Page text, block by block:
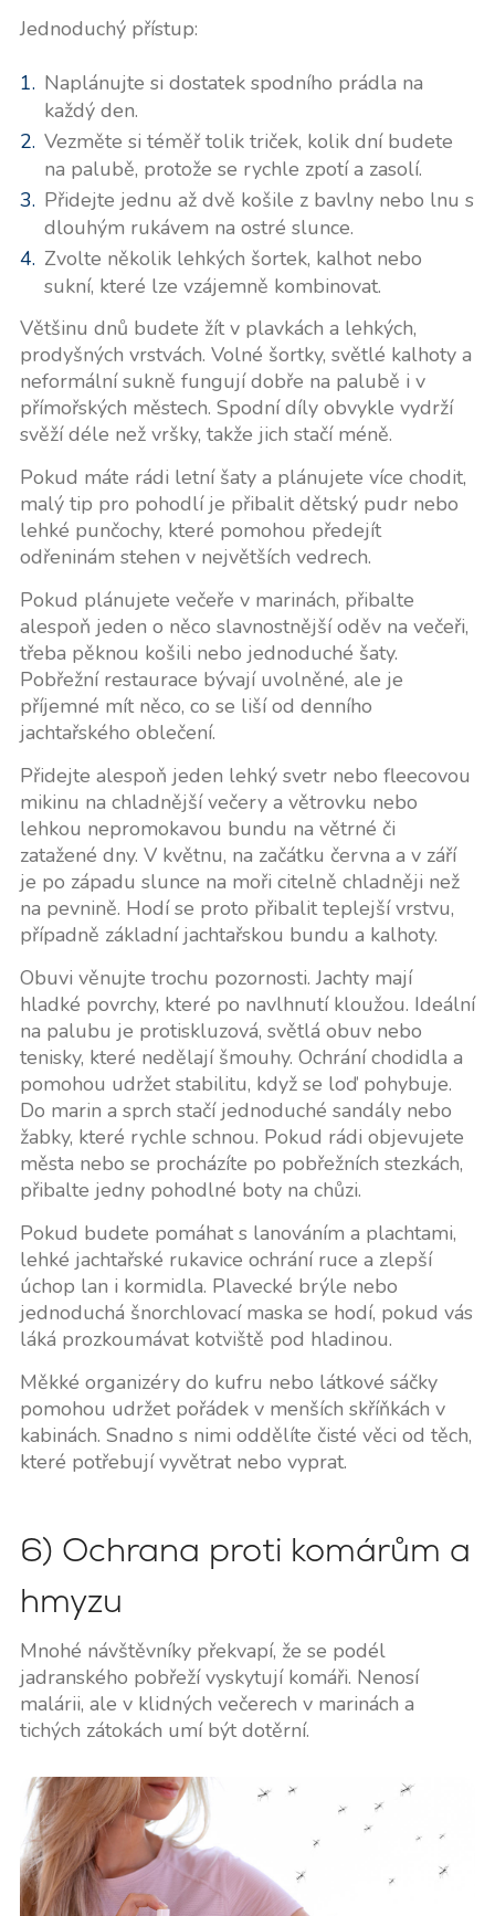
Jednoduchý přístup:
Naplánujte si dostatek spodního prádla na
každý den.
Vezměte si téměř tolik triček, kolik dní budete
na palubě, protože se rychle zpotí a zasolí.
Přidejte jednu až dvě košile z bavlny nebo lnu s
dlouhým rukávem na ostré slunce.
Zvolte několik lehkých šortek, kalhot nebo
sukní, které lze vzájemně kombinovat.
Většinu dnů budete žít v plavkách a lehkých,
prodyšných vrstvách. Volné šortky, světlé kalhoty a
neformální sukně fungují dobře na palubě i v
přímořských městech. Spodní díly obvykle vydrží
svěží déle než vršky, takže jich stačí méně.
Pokud máte rádi letní šaty a plánujete více chodit,
malý tip pro pohodlí je přibalit dětský pudr nebo
lehké punčochy, které pomohou předejít
odřeninám stehen v největších vedrech.
Pokud plánujete večeře v marinách, přibalte
alespoň jeden o něco slavnostnější oděv na večeři,
třeba pěknou košili nebo jednoduché šaty.
Pobřežní restaurace bývají uvolněné, ale je
příjemné mít něco, co se liší od denního
jachtařského oblečení.
Přidejte alespoň jeden lehký svetr nebo fleecovou
mikinu na chladnější večery a větrovku nebo
lehkou nepromokavou bundu na větrné či
zatažené dny. V květnu, na začátku června a v září
je po západu slunce na moři citelně chladněji než
na pevnině. Hodí se proto přibalit teplejší vrstvu,
případně základní jachtařskou bundu a kalhoty.
Obuvi věnujte trochu pozornosti. Jachty mají
hladké povrchy, které po navlhnutí kloužou. Ideální
na palubu je protiskluzová, světlá obuv nebo
tenisky, které nedělají šmouhy. Ochrání chodidla a
pomohou udržet stabilitu, když se loď pohybuje.
Do marin a sprch stačí jednoduché sandály nebo
žabky, které rychle schnou. Pokud rádi objevujete
města nebo se procházíte po pobřežních stezkách,
přibalte jedny pohodlné boty na chůzi.
Pokud budete pomáhat s lanováním a plachtami,
lehké jachtařské rukavice ochrání ruce a zlepší
úchop lan i kormidla. Plavecké brýle nebo
jednoduchá šnorchlovací maska se hodí, pokud vás
láká prozkoumávat kotviště pod hladinou.
Měkké organizéry do kufru nebo látkové sáčky
pomohou udržet pořádek v menších skříňkách v
kabinách. Snadno s nimi oddělíte čisté věci od těch,
které potřebují vyvětrat nebo vyprat.
6) Ochrana proti komárům a
hmyzu
Mnohé návštěvníky překvapí, že se podél
jadranského pobřeží vyskytují komáři. Nenosí
malárii, ale v klidných večerech v marinách a
tichých zátokách umí být dotěrní.